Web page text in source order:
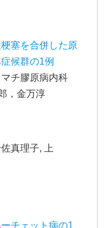
塞を合併した原
候群の1例
チ膠原病内科
，金万淳
真理子, 上
チェット病の1